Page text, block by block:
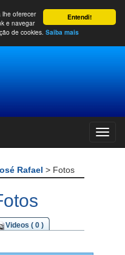
Entendi!
lhe oferecer
e navegar
de cookies. Saiba mais
Rafael > Fotos
Videos ( 0 )